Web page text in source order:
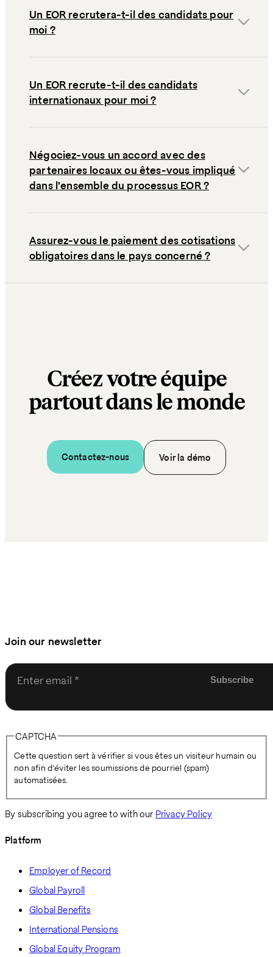
Un EOR recrutera-t-il des candidats pour
moi ?
Un EOR recrute-t-il des candidats
internationaux pour moi ?
Négociez-vous un accord avec des
partenaires locaux ou êtes-vous impliqué
dans l'ensemble du processus EOR ?
Assurez-vous le paiement des cotisations
obligatoires dans le pays concerné ?
Créez votre équipe
partout dans le monde
Contactez-nous Voir la démo
Join our newsletter
Enter email
CAPTCHA
Cette question sert à vérifier si vous êtes un visiteur humain ou
non afin d'éviter les soumissions de pourriel (spam)
automatisées.
By subscribing you agree to with our Privacy Policy
Platform
Employer of Record
Global Payroll
Global Benefits
International Pensions
Global Equity Program